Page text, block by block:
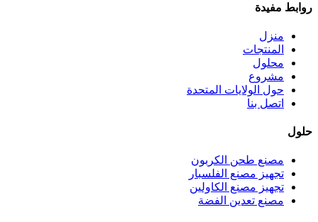
روابط مفيدة
منزل
المنتجات
محلول
مشروع
حول الولايات المتحدة
اتصل بنا
حلول
مصنع طحن الكربون
تجهيز مصنع الفلسبار
تجهيز مصنع الكاولين
مصنع تعدين الفضة